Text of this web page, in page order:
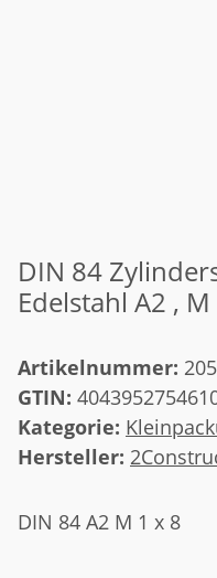
DIN 84
Edelstahl A2 ,
Artikelnummer:
GTIN:
Kategorie:
Hersteller:
DIN 84 A2 M 1 x 8